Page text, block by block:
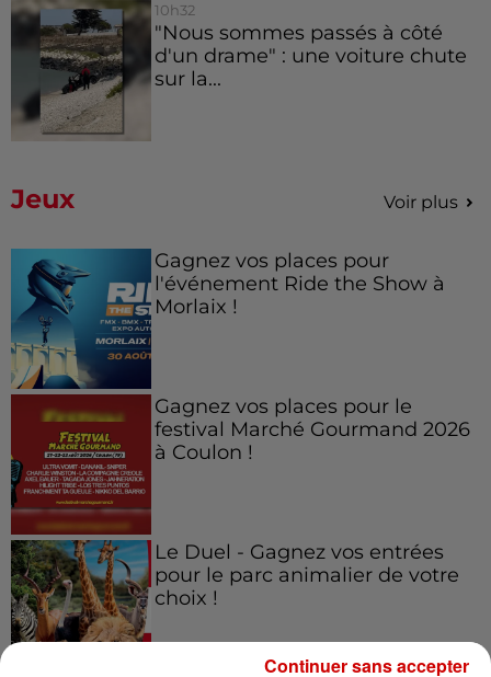
10h32
"Nous sommes passés à côté
d'un drame" : une voiture chute
sur la...
Jeux Voir plus
Gagnez vos places pour
l'événement Ride the Show à
Morlaix !
Gagnez vos places pour le
festival Marché Gourmand 2026
à Coulon !
Le Duel - Gagnez vos entrées
pour le parc animalier de votre
choix !
Continuer sans accepter